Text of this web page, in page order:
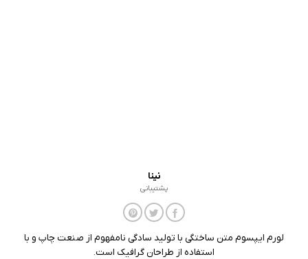
نینا
پشتیبانی
لورم ایپسوم متن ساختگی با تولید سادگی نامفهوم از صنعت چاپ و با
استفاده از طراحان گرافیک است.